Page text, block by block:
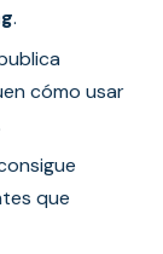
.
cómo usar
que